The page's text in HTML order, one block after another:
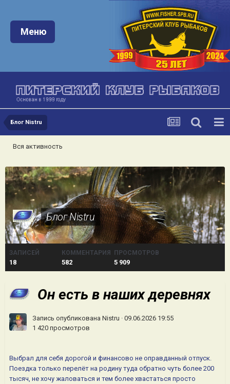
Меню:
Меню
Блог Nistru
Вся активность
Блог Nistru
ЗАПИСЕЙ
18
КОММЕНТАРИЯ
582
ПРОСМОТРОВ
5 909
Он есть в наших деревнях
Запись опубликована Nistru · 09.06.2026 19:55
1 420 просмотров
Выбрал для себя дорогой и финансово не оправданный отпуск.
Поездка только перелёт на родину туда обратно чуть более 200
тысяч, не хочу жаловаться и тем более хвастаться просто